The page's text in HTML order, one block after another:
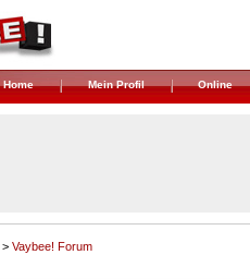
Home Mein Profil Online
> Vaybee! Forum